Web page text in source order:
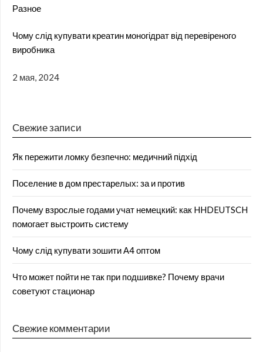
Разное
Чому слід купувати креатин моногідрат від перевіреного
виробника
2 мая, 2024
Свежие записи
Як пережити ломку безпечно: медичний підхід
Поселение в дом престарелых: за и против
Почему взрослые годами учат немецкий: как HHDEUTSCH
помогает выстроить систему
Чому слід купувати зошити А4 оптом
Что может пойти не так при подшивке? Почему врачи
советуют стационар
Свежие комментарии